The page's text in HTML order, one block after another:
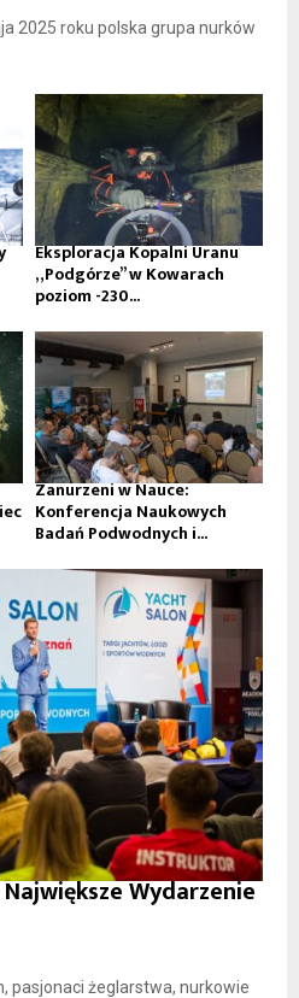
2025 roku polska grupa nurków
Eksploracja Kopalni Uranu
„Podgórze” w Kowarach
poziom -230...
Zanurzeni w Nauce:
Konferencja Naukowych
Badań Podwodnych i...
Wydarzenie
pasjonaci żeglarstwa, nurkowie